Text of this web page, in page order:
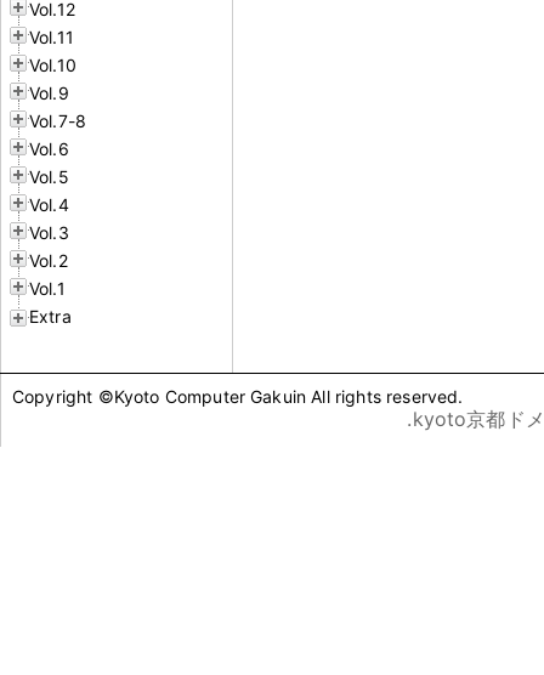
Vol.12
Vol.11
Vol.10
Vol.9
Vol.7-8
Vol.6
Vol.5
Vol.4
Vol.3
Vol.2
Vol.1
Extra
Copyright ©Kyoto Computer Gakuin All rights reserved.
.kyoto京都ド